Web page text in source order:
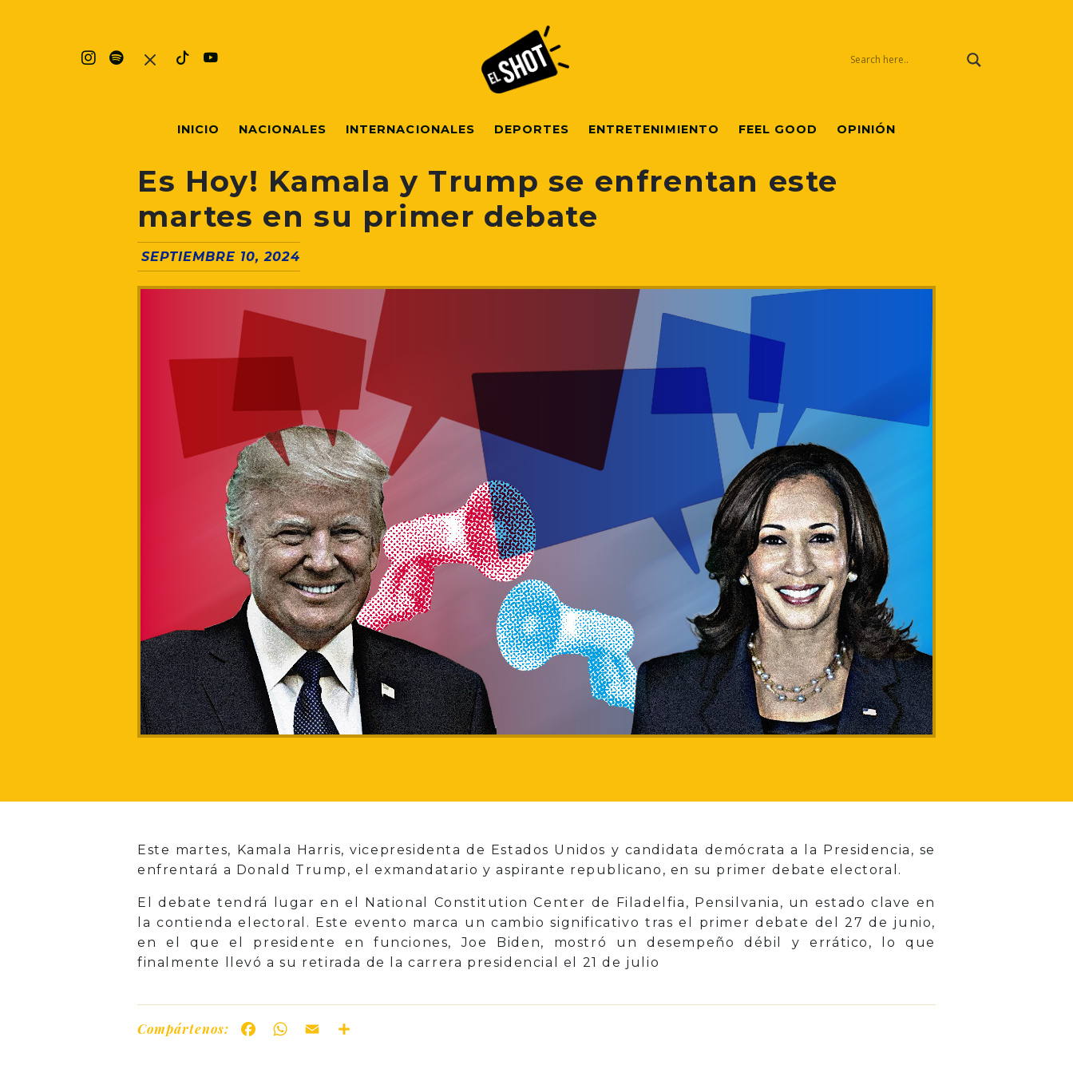
INICIO NACIONALES INTERNACIONALES DEPORTES ENTRETENIMIENTO FEEL GOOD OPINIÓN
Es Hoy! Kamala y Trump se enfrentan este
martes en su primer debate
SEPTIEMBRE 10, 2024
Este martes, Kamala Harris, vicepresidenta de Estados Unidos y candidata demócrata a la Presidencia, se
enfrentará a Donald Trump, el exmandatario y aspirante republicano, en su primer debate electoral.
El debate tendrá lugar en el National Constitution Center de Filadelfia, Pensilvania, un estado clave en
la contienda electoral. Este evento marca un cambio significativo tras el primer debate del 27 de junio,
en el que el presidente en funciones, Joe Biden, mostró un desempeño débil y errático, lo que
finalmente llevó a su retirada de la carrera presidencial el 21 de julio
Compártenos: FacebookWhatsApp
Email